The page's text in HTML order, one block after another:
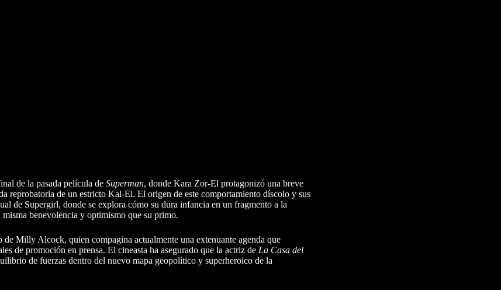
de la pasada película de Superman, donde Kara Zor-El protagonizó una breve
reprobatoria de un estricto Kal-El. El origen de este comportamiento díscolo y sus
de Supergirl, donde se explora cómo su dura infancia en un fragmento a la
benevolencia y optimismo que su primo.
Milly Alcock, quien compagina actualmente una extenuante agenda que
de promoción en prensa. El cineasta ha asegurado que la actriz de La Casa del
de fuerzas dentro del nuevo mapa geopolítico y superheroico de la